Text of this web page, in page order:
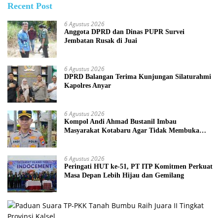
Recent Post
6 Agustus 2026
Anggota DPRD dan Dinas PUPR Survei
Jembatan Rusak di Juai
6 Agustus 2026
DPRD Balangan Terima Kunjungan Silaturahmi
Kapolres Anyar
6 Agustus 2026
Kompol Andi Ahmad Bustanil Imbau
Masyarakat Kotabaru Agar Tidak Membuka
6 Agustus 2026
Peringati HUT ke-51, PT ITP Komitmen Perkuat
Masa Depan Lebih Hijau dan Gemilang